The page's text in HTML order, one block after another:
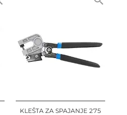
KLEŠTA ZA SPAJANJE 275